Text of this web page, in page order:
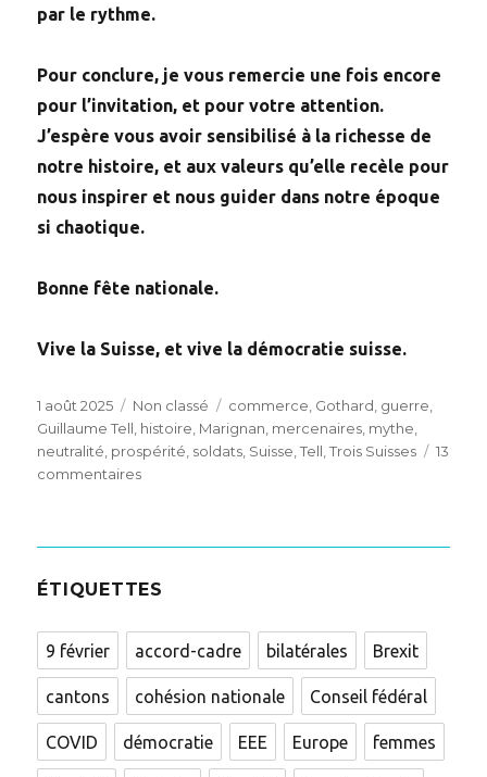
par le rythme.
Pour conclure, je vous remercie une fois encore
pour l’invitation, et pour votre attention.
J’espère vous avoir sensibilisé à la richesse de
notre histoire, et aux valeurs qu’elle recèle pour
nous inspirer et nous guider dans notre époque
si chaotique.
Bonne fête nationale.
Vive la Suisse, et vive la démocratie suisse.
Posted
on
1 août 2025 Categories
Non classé Tags
commerce, Gothard, guerre,
Guillaume Tell, histoire, Marignan, mercenaires, mythe,
neutralité, prospérité, soldats, Suisse,Tell,Trois Suisses
13
commentairessur
voisins
une
perspective
historique
de
longue
durée
ÉTIQUETTES
9 février accord-cadre bilatérales Brexit
cantons cohésion nationale Conseil fédéral
COVID démocratie EEE Europe femmes